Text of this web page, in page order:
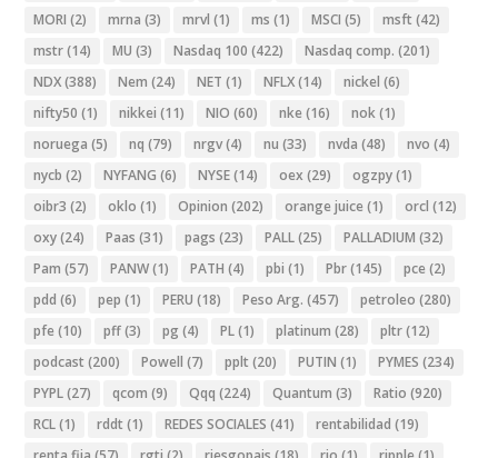
MORI (2) mrna (3) mrvl (1) ms (1) MSCI (5) msft (42)
mstr(14) MU (3) Nasdaq 100 (422) Nasdaq comp. (201)
NDX(388) Nem (24) NET (1) NFLX(14) nickel (6)
nifty50 (1) nikkei (11) NIO (60) nke (16) nok(1)
noruega (5) nq (79) nrgv(4) nu (33) nvda (48) nvo (4)
nycb (2) NYFANG (6) NYSE(14) oex (29) ogzpy(1)
oibr3 (2) oklo (1) Opinion (202) orange juice (1) orcl (12)
oxy(24) Paas (31) pags (23) PALL(25) PALLADIUM (32)
Pam (57) PANW(1) PATH (4) pbi (1) Pbr(145) pce (2)
pdd (6) pep (1) PERU (18) Peso Arg. (457) petroleo (280)
pfe (10) pff(3) pg (4) PL(1) platinum (28) pltr(12)
podcast (200) Powell (7) pplt (20) PUTIN (1) PYMES (234)
PYPL(27) qcom (9) Qqq (224) Quantum (3) Ratio (920)
RCL(1) rddt (1) REDES SOCIALES (41) rentabilidad (19)